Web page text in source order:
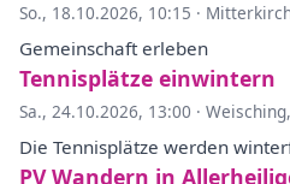
So., 18.10.2026, 10:15 ·
Gemeinschaft erleben
Tennisplätze einwintern
Sa., 24.10.2026, 13:00 ·
Die Tennisplätze werden
PV Wandern in